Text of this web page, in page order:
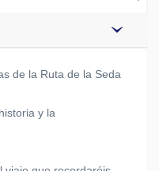
de la Ruta de la Seda
y la